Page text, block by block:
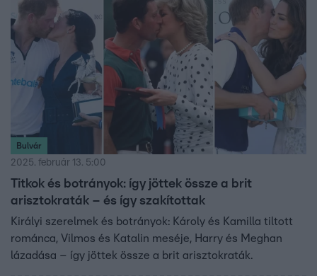
Bulvár
2025. február 13. 5:00
Titkok és botrányok: így jöttek össze a brit
arisztokraták – és így szakítottak
Királyi szerelmek és botrányok: Károly és Kamilla tiltott
románca, Vilmos és Katalin meséje, Harry és Meghan
lázadása – így jöttek össze a brit arisztokraták.